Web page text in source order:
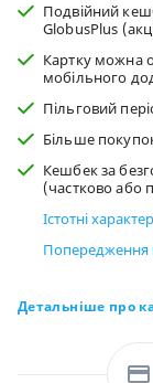
Подвійний
GlobusPlus
Картку можна
мобільного
Пільговий
Більше
Кешбек за
(частково або
Істотні
Попередження
Детальніше про